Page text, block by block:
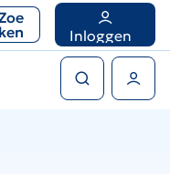
ken
Inloggen